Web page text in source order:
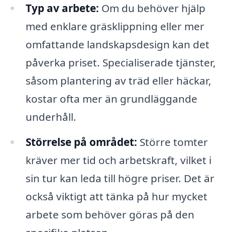
Typ av arbete: Om du behöver hjälp
med enklare gräsklippning eller mer
omfattande landskapsdesign kan det
påverka priset. Specialiserade tjänster,
såsom plantering av träd eller häckar,
kostar ofta mer än grundläggande
underhåll.
Störrelse på området: Större tomter
kräver mer tid och arbetskraft, vilket i
sin tur kan leda till högre priser. Det är
också viktigt att tänka på hur mycket
arbete som behöver göras på den